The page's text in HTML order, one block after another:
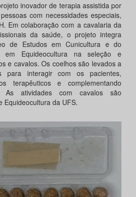
inovador de terapia assistida por
com necessidades especiais,
Em colaboração com a cavalaria da
da saúde, o projeto integra
de Estudos em Cunicultura e do
em Equideocultura na seleção e
e cavalos. Os coelhos são levados a
para interagir com os pacientes,
terapêuticos e complementando
As atividades com cavalos são
Equideocultura da UFS.